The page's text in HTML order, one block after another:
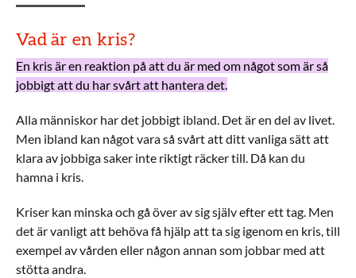
Vad är en kris?
En kris är en reaktion på att du är med om något som är så
jobbigt att du har svårt att hantera det.
Alla människor har det jobbigt ibland. Det är en del av livet.
Men ibland kan något vara så svårt att ditt vanliga sätt att
klara av jobbiga saker inte riktigt räcker till. Då kan du
hamna i kris.
Kriser kan minska och gå över av sig själv efter ett tag. Men
det är vanligt att behöva få hjälp att ta sig igenom en kris, till
exempel av vården eller någon annan som jobbar med att
stötta andra.